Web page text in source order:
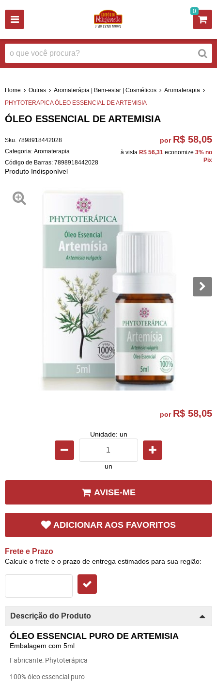
0
Home Outras Aromaterápia | Bem-estar | Cosméticos
Aromaterapia
PHYTOTERAPICA ÓLEO ESSENCIAL DE ARTEMISIA
ÓLEO ESSENCIAL DE ARTEMISIA
Sku: 7898918442028
Categoria: Aromaterapia
Código de Barras: 7898918442028
Produto Indisponível
por R$ 58,05
à vista R$ 56,31 economize 3% no
Pix
por R$ 58,05
Unidade: un
un
AVISE-ME
ADICIONAR AOS FAVORITOS
Frete e Prazo
Calcule o frete e o prazo de entrega estimados para sua região:
Descrição do Produto
ÓLEO ESSENCIAL PURO DE ARTEMISIA
Embalagem com 5ml
Fabricante: Phytoterápica
100% óleo essencial puro